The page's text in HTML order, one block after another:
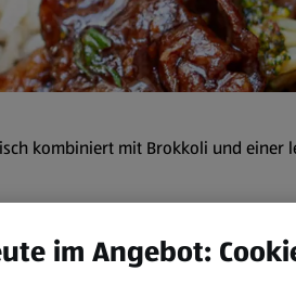
kombiniert mit Brokkoli und
min im Angebot: